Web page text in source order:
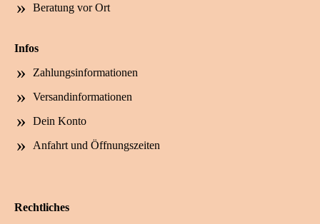
Beratung vor Ort
Infos
Zahlungsinformationen
Versandinformationen
Dein Konto
Anfahrt und Öffnungszeiten
Rechtliches